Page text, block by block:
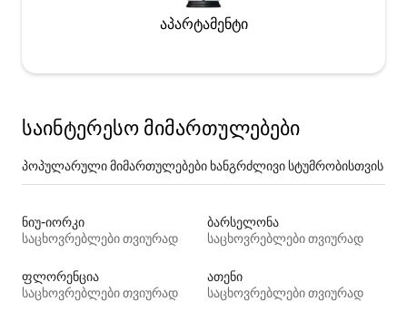
აპარტამენტი
საინტერესო მიმართულებები
პოპულარული მიმართულებები ხანგრძლივი სტუმრობისთვის
ნიუ-იორკი
საცხოვრებლები თვიურად
ბარსელონა
საცხოვრებლები თვიურად
ფლორენცია
საცხოვრებლები თვიურად
ათენი
საცხოვრებლები თვიურად